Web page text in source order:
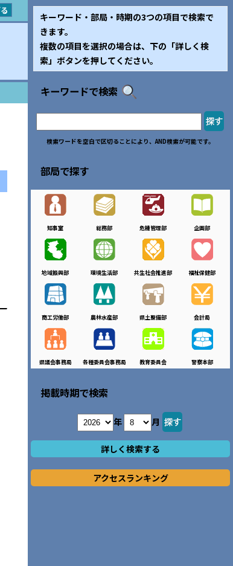
キーワード・部局・時期の3つの項目で検索で
きます。
複数の項目を選択の場合は、下の「詳しく検
索」ボタンを押してください。
キーワードで検索
検索ワードを空白で区切ることにより、AND検索が可能です。
部局で探す
知事室 総務部 危機管理部 企画部
地域振興部 環境生活部 共生社会推進部 福祉保健部
商工労働部 農林水産部 県土整備部 会計局
県議会事務局 各種委員会事務局 教育委員会 警察本部
掲載時期で検索
年 月
詳しく検索する
アクセスランキング